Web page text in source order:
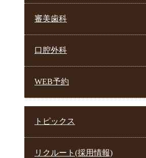
審美歯科
口腔外科
WEB予約
トピックス
リクルート(採用情報)